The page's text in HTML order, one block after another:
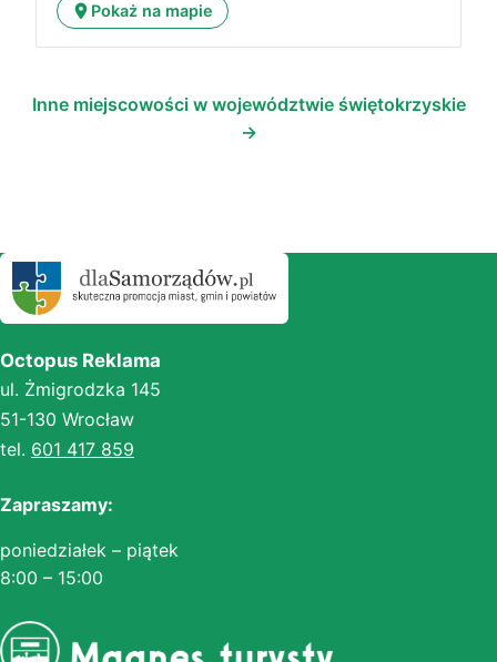
Pokaż na mapie
Inne miejscowości w województwie świętokrzyskie
→
Octopus Reklama
ul. Żmigrodzka 145
51-130 Wrocław
tel. 601 417 859
Zapraszamy:
poniedziałek – piątek
8:00 – 15:00